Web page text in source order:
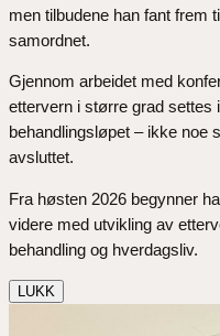
men tilbudene han fant frem
samordnet.
Gjennom arbeidet med
ettervern i større grad settes
behandlingsløpet – ikke noe
avsluttet.
Fra høsten 2026 begynner
videre med utvikling av
behandling og hverdagsliv.
LUKK